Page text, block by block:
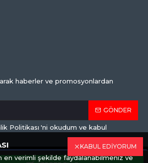
haberler ve promosyonlardan
GÖNDER
Politikası 'ni okudum ve kabul
KABUL EDİYORUM
verimli şekilde faydalanabilmeniz ve